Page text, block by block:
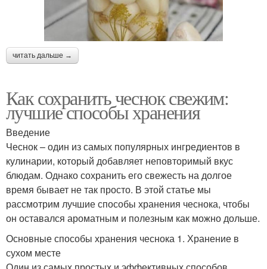
читать дальше →
Как сохранить чеснок свежим:
лучшие способы хранения
Введение
Чеснок – один из самых популярных ингредиентов в
кулинарии, который добавляет неповторимый вкус
блюдам. Однако сохранить его свежесть на долгое
время бывает не так просто. В этой статье мы
рассмотрим лучшие способы хранения чеснока, чтобы
он оставался ароматным и полезным как можно дольше.
Основные способы хранения чеснока 1. Хранение в
сухом месте